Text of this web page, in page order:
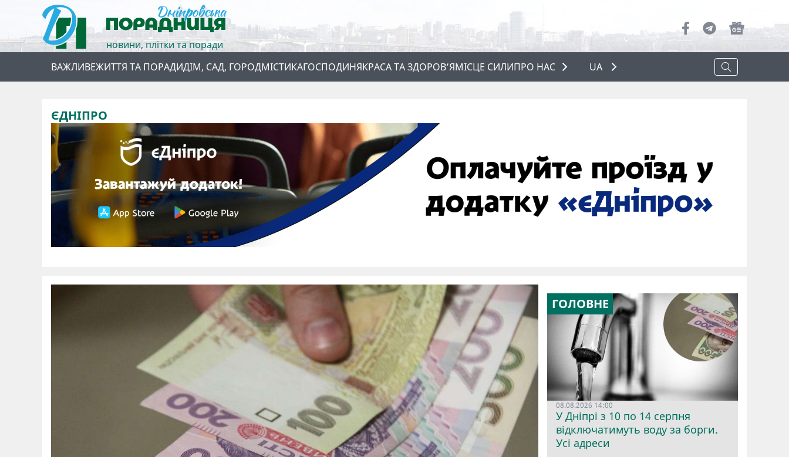
новини, плітки та поради
ВАЖЛИВЕЖИТТЯ ТА ПОРАДИДІМ, САД, ГОРОДМІСТИКАГОСПОДИНЯКРАСА ТА ЗДОРОВ’ЯМІСЦЕ СИЛИПРО НАС
ПРО НАС
UA
ЄДНІПРО
ГОЛОВНЕ
08.08.2026 14:00
У Дніпрі з 10 по 14 серпня
відключатимуть воду за борги.
Усі адреси